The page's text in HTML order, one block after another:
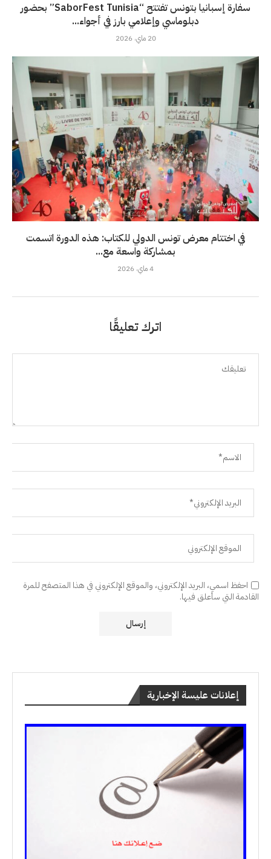
سفارة إسبانيا بتونس تفتتح “SaborFest Tunisia” بحضور
دبلوماسي وإعلامي بارز في أجواء...
20 ماي، 2026
في اختتام معرض تونس الدولي للكتاب: هذه الدورة اتسمت
بمشاركة واسعة مع...
4 ماي، 2026
اترك تعليقًا
احفظ اسمي، البريد الإلكتروني، والموقع الإلكتروني في هذا المتصفح للمرة
القادمة التي سأعلق فيها.
إعلانات عليسة الإخبارية